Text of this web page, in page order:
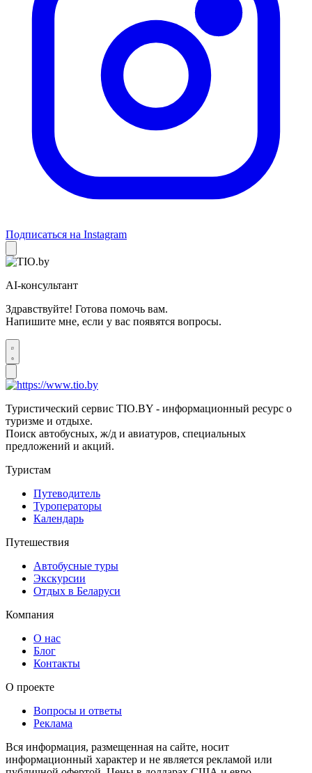
Подписаться на Instagram
AI-консультант
Здравствуйте! Готова помочь вам.
Напишите мне, если у вас появятся вопросы.
Туристический сервис TIO.BY - информационный ресурс о
туризме и отдыхе.
Поиск автобусных, ж/д и авиатуров, специальных
предложений и акций.
Туристам
Путеводитель
Туроператоры
Календарь
Путешествия
Автобусные туры
Экскурсии
Отдых в Беларуси
Компания
О нас
Блог
Контакты
О проекте
Вопросы и ответы
Реклама
Вся информация, размещенная на сайте, носит
информационный характер и не является рекламой или